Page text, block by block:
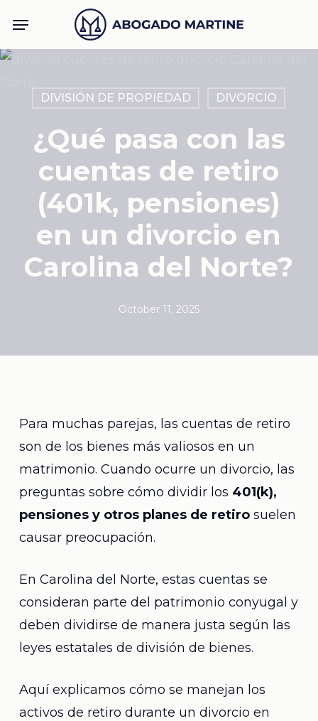
main
Menu
DIVISIÓN DE PROPIEDAD DIVORCIO
¿Qué pasa con las
cuentas de retiro
(401k, pensiones)
en un divorcio en
Carolina del Norte?
October 11, 2025
Para muchas parejas, las cuentas de retiro
son de los bienes más valiosos en un
matrimonio. Cuando ocurre un divorcio, las
preguntas sobre cómo dividir los 401(k),
pensiones y otros planes de retirosuelen
causar preocupación.
En Carolina del Norte, estas cuentas se
consideran parte del patrimonio conyugal y
deben dividirse de manera justa según las
leyes estatales de división de bienes.
Aquí explicamos cómo se manejan los
activos de retiro durante un divorcio en